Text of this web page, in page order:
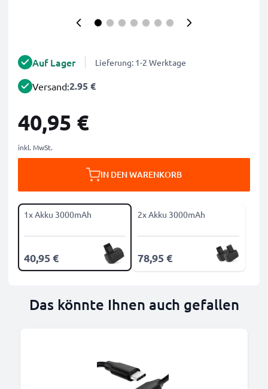
Auf Lager Lieferung: 1-2 Werktage
Versand:2.95 €
40,95 €
inkl. MwSt.
IN DEN WARENKORB
1x Akku 3000mAh
40,95 €
2x Akku 3000mAh
78,95 €
Das könnte Ihnen auch gefallen